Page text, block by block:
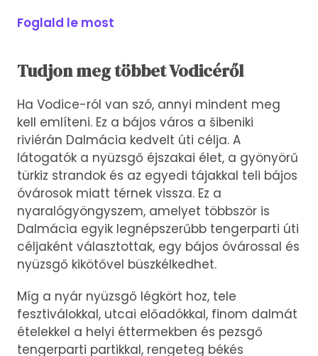
Foglald le most
Tudjon meg többet Vodicéről
Ha Vodice-ról van szó, annyi mindent meg
kell említeni. Ez a bájos város a šibeniki
riviérán Dalmácia kedvelt úti célja. A
látogatók a nyüzsgő éjszakai élet, a gyönyörű
türkiz strandok és az egyedi tájakkal teli bájos
óvárosok miatt térnek vissza. Ez a
nyaralógyöngyszem, amelyet többször is
Dalmácia egyik legnépszerűbb tengerparti úti
céljaként választottak, egy bájos óvárossal és
nyüzsgő kikötővel büszkélkedhet.
Míg a nyár nyüzsgő légkört hoz, tele
fesztiválokkal, utcai előadókkal, finom dalmát
ételekkel a helyi éttermekben és pezsgő
tengerparti partikkal, rengeteg békés